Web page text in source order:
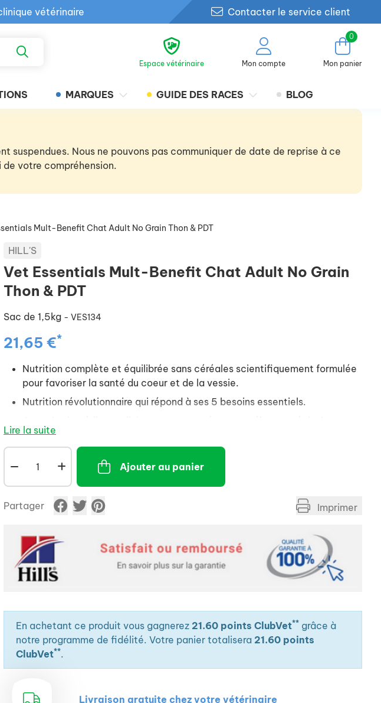
vétérinaire
en clinique
Contacter le service client
Espace vétérinaire Mon compte
0
Mon panier
MARQUES GUIDE DES RACES BLOG
Nous ne pouvons pas communiquer de date de reprise à ce
votre compréhension.
Mult-Benefit Chat Adult No Grain Thon & PDT
HILL'S
Vet Essentials Mult-Benefit Chat Adult No Grain
Thon & PDT
Sac de 1,5kg - VES134
21,65 €*
Nutrition complète et équilibrée sans céréales scientifiquement formulée
pour favoriser la santé du coeur et de la vessie.
Nutrition révolutionnaire qui répond à ses 5 besoins essentiels.
vitamines et de minéraux.
Lire la suite
Ajouter au panier
Partager Imprimer
En achetant ce produit vous gagnerez 21.60 points ClubVet** grâce à
notre programme de fidélité. Votre panier totalisera 21.60 points
ClubVet**.
Livraison gratuite chez votre vétérinaire